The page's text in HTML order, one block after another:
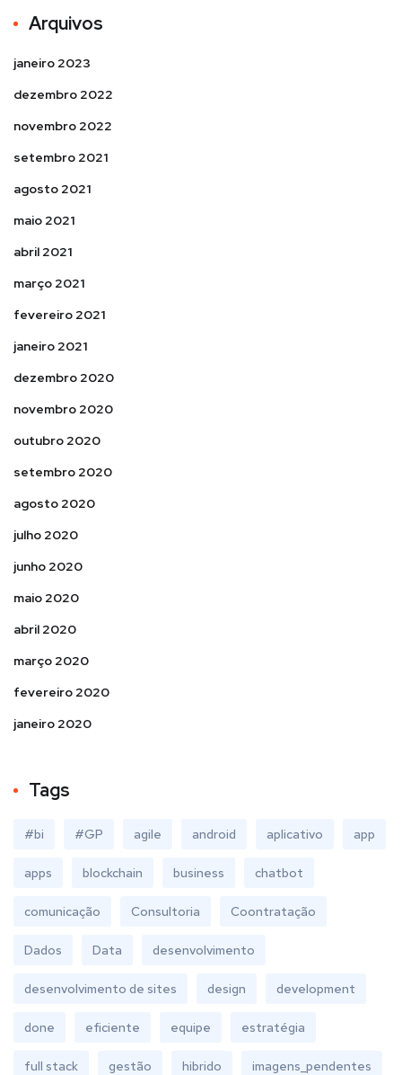
Arquivos
janeiro 2023
dezembro 2022
novembro 2022
setembro 2021
agosto 2021
maio 2021
abril 2021
março 2021
fevereiro 2021
janeiro 2021
dezembro 2020
novembro 2020
outubro 2020
setembro 2020
agosto 2020
julho 2020
junho 2020
maio 2020
abril 2020
março 2020
fevereiro 2020
janeiro 2020
Tags
#bi #GP agile android aplicativo app
apps blockchain business chatbot
comunicação Consultoria Coontratação
Dados Data desenvolvimento
desenvolvimento de sites design development
done eficiente equipe estratégia
full stack gestão hibrido imagens_pendentes